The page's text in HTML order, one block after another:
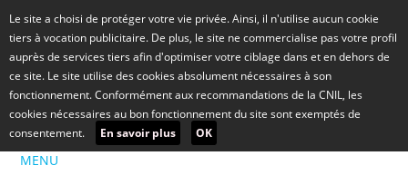
Le site a choisi de protéger votre vie privée. Ainsi, il n'utilise aucun cookie
tiers à vocation publicitaire. De plus, le site ne commercialise pas votre profil
auprès de services tiers afin d'optimiser votre ciblage dans et en dehors de
ce site. Le site utilise des cookies absolument nécessaires à son
fonctionnement. Conformément aux recommandations de la CNIL, les
cookies nécessaires au bon fonctionnement du site sont exemptés de
consentement.
En savoir plus OK
MENU